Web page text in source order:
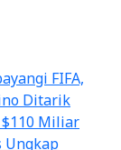
FIFA,
Ditarik
$110 Miliar
Ungkap